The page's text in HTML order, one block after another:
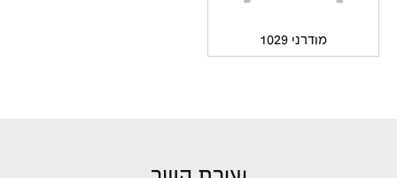
מודרני 1029